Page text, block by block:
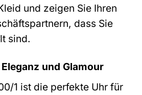
und zeigen Sie Ihren
dass Sie
sind.
und Glamour
1 ist die perfekte Uhr für